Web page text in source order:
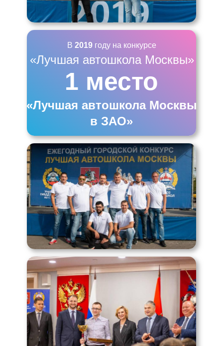
В 2019году на конкурсе
«Лучшая автошкола Москвы»
«Лучшая автошкола Москвы
в ЗАО»
1 место